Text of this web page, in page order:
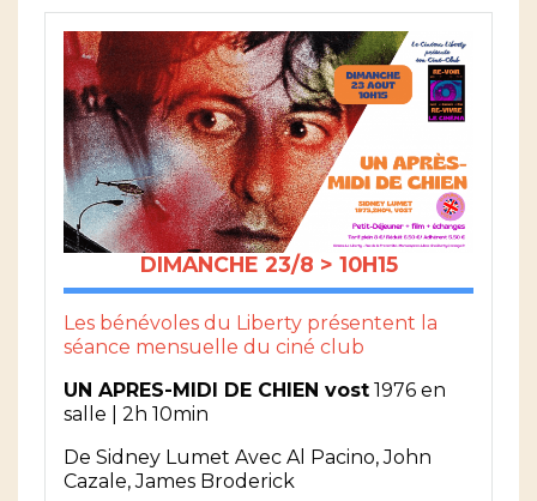
DIMANCHE 23/8 > 10H15
Les bénévoles du Liberty présentent la
séance mensuelle du ciné club
UN APRES-MIDI DE CHIEN vost 1976 en
salle | 2h 10min
De Sidney Lumet Avec Al Pacino, John
Cazale, James Broderick